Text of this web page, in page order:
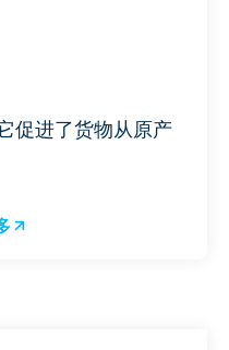
促进了货物从原产